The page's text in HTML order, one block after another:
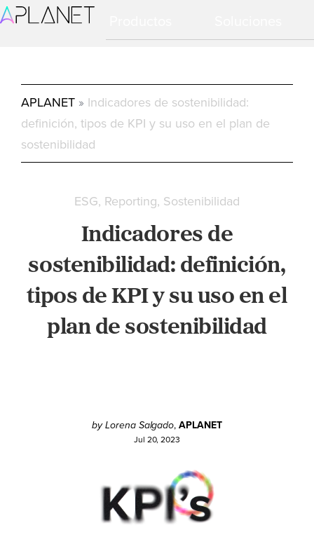
Ir
a
Ir
al
APLANET » Indicadores de sostenibilidad:
definición, tipos de KPI y su uso en el plan de
sostenibilidad
ESG Reporting Sostenibilidad
Indicadores de
sostenibilidad: definición,
tipos de KPI y su uso en el
plan de sostenibilidad
by Lorena Salgado,APLANET
Jul 20, 2023